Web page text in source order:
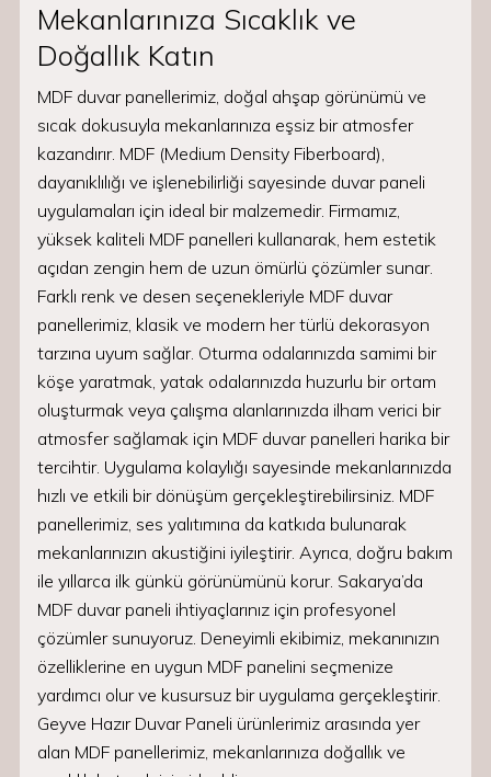
Mekanlarınıza Sıcaklık ve
Doğallık Katın
MDF duvar panellerimiz, doğal ahşap görünümü ve
sıcak dokusuyla mekanlarınıza eşsiz bir atmosfer
kazandırır. MDF (Medium Density Fiberboard),
dayanıklılığı ve işlenebilirliği sayesinde duvar paneli
uygulamaları için ideal bir malzemedir. Firmamız,
yüksek kaliteli MDF panelleri kullanarak, hem estetik
açıdan zengin hem de uzun ömürlü çözümler sunar.
Farklı renk ve desen seçenekleriyle MDF duvar
panellerimiz, klasik ve modern her türlü dekorasyon
tarzına uyum sağlar. Oturma odalarınızda samimi bir
köşe yaratmak, yatak odalarınızda huzurlu bir ortam
oluşturmak veya çalışma alanlarınızda ilham verici bir
atmosfer sağlamak için MDF duvar panelleri harika bir
tercihtir. Uygulama kolaylığı sayesinde mekanlarınızda
hızlı ve etkili bir dönüşüm gerçekleştirebilirsiniz. MDF
panellerimiz, ses yalıtımına da katkıda bulunarak
mekanlarınızın akustiğini iyileştirir. Ayrıca, doğru bakım
ile yıllarca ilk günkü görünümünü korur. Sakarya’da
MDF duvar paneli ihtiyaçlarınız için profesyonel
çözümler sunuyoruz. Deneyimli ekibimiz, mekanınızın
özelliklerine en uygun MDF panelini seçmenize
yardımcı olur ve kusursuz bir uygulama gerçekleştirir.
Geyve Hazır Duvar Paneli ürünlerimiz arasında yer
alan MDF panellerimiz, mekanlarınıza doğallık ve